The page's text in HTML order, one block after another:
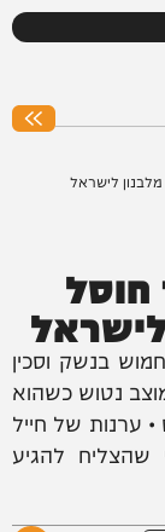
לישראל
חוסל
בנשק וסכין
נטוש כשהוא
ערנות של חייל
שהצליח להגיע